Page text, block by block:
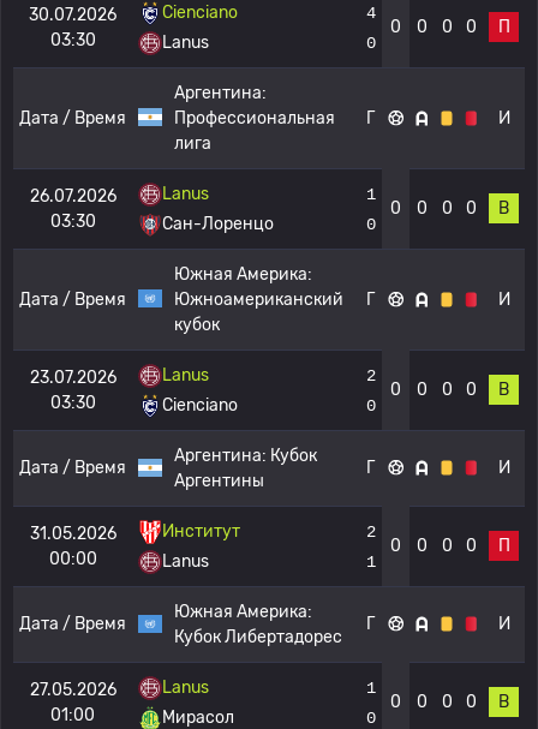
30.07.2026
03:30
Cienciano
Lanus
4
0
0 0 0 0 П
Дата / Время
Аргентина:
Профессиональная
лига
Г И
26.07.2026
03:30
Lanus
Сан-Лоренцо
1
0
0 0 0 0 В
Дата / Время
Южная Америка:
Южноамериканский
кубок
Г И
23.07.2026
03:30
Lanus
Cienciano
2
0
0 0 0 0 В
Дата / Время
Аргентина: Кубок
Аргентины
Г И
31.05.2026
00:00
Институт
Lanus
2
1
0 0 0 0 П
Дата / Время
Южная Америка:
Кубок Либертадорес
Г И
27.05.2026
01:00
Lanus
Мирасол
1
0
0 0 0 0 В